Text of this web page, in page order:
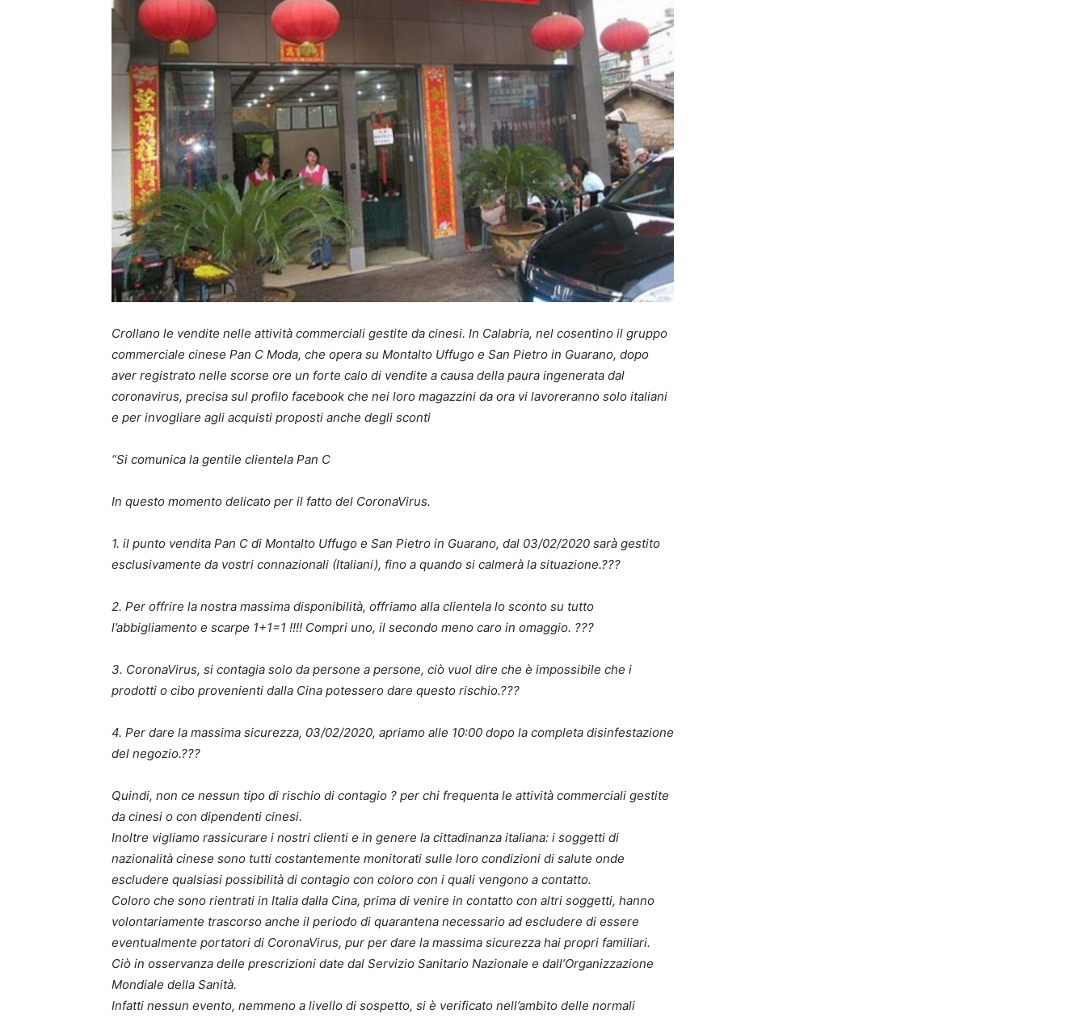
Crollano le vendite nelle attività commerciali gestite da cinesi. In Calabria, nel cosentino il gruppo
commerciale cinese Pan C Moda, che opera su Montalto Uffugo e San Pietro in Guarano, dopo
aver registrato nelle scorse ore un forte calo di vendite a causa della paura ingenerata dal
coronavirus, precisa sul profilo facebook che nei loro magazzini da ora vi lavoreranno solo italiani
e per invogliare agli acquisti proposti anche degli sconti
“Si comunica la gentile clientela Pan C
In questo momento delicato per il fatto del CoronaVirus.
1. il punto vendita Pan C di Montalto Uffugo e San Pietro in Guarano, dal 03/02/2020 sarà gestito
esclusivamente da vostri connazionali (Italiani), fino a quando si calmerà la situazione.???
2. Per offrire la nostra massima disponibilità, offriamo alla clientela lo sconto su tutto
l’abbigliamento e scarpe 1+1=1 !!!! Compri uno, il secondo meno caro in omaggio. ???
3. CoronaVirus, si contagia solo da persone a persone, ciò vuol dire che è impossibile che i
prodotti o cibo provenienti dalla Cina potessero dare questo rischio.???
4. Per dare la massima sicurezza, 03/02/2020, apriamo alle 10:00 dopo la completa disinfestazione
del negozio.???
Quindi, non ce nessun tipo di rischio di contagio ? per chi frequenta le attività commerciali gestite
da cinesi o con dipendenti cinesi.
Inoltre vigliamo rassicurare i nostri clienti e in genere la cittadinanza italiana: i soggetti di
nazionalità cinese sono tutti costantemente monitorati sulle loro condizioni di salute onde
escludere qualsiasi possibilità di contagio con coloro con i quali vengono a contatto.
Coloro che sono rientrati in Italia dalla Cina, prima di venire in contatto con altri soggetti, hanno
volontariamente trascorso anche il periodo di quarantena necessario ad escludere di essere
eventualmente portatori di CoronaVirus, pur per dare la massima sicurezza hai propri familiari.
Ciò in osservanza delle prescrizioni date dal Servizio Sanitario Nazionale e dall’Organizzazione
Mondiale della Sanità.
Infatti nessun evento, nemmeno a livello di sospetto, si è verificato nell’ambito delle normali